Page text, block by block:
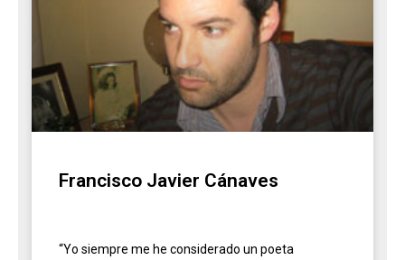
Francisco Javier Cánaves
“Yo siempre me he considerado un poeta